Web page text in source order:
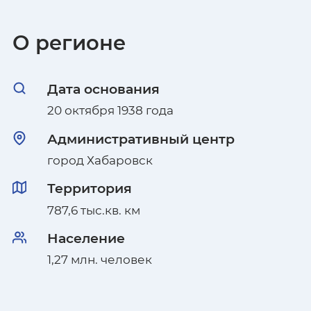
Волгоградская область
Вологодская область
Республика Дагестан
Донецкая Народная Республика
Еврейская автономная область
Забайкальский край
О регионе
Дата основания
20 октября 1938 года
Административный центр
город Хабаровск
Территория
787,6 тыс.кв. км
Население
1,27 млн. человек